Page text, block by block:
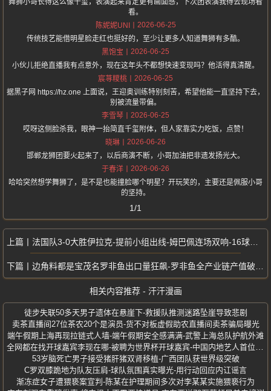
舞狮小哥长得这么像千玺，表演起来肯定更有画面感，下次团表演我得去现场看
看。
陈妮妮UNI
2026-06-25
传统技艺能借明星脸走红也挺好的，至少让更多人知道舞狮有多酷。
黑饱宝
2026-06-25
小伙儿拒绝直播我有点意外，现在这年头不都想快速变现吗？他活得真清醒。
宸荨糭桃
2026-06-25
据黑子网 https://hz.one 上面说，王迎奥训练特别刻苦，希望他能一直坚持下去，
别被流量带偏。
李雪琴
2026-06-25
哎呀这侧脸杀我，眼神一抬简直千玺附体，但人家靠实力吃饭，点赞！
晓琳
2026-06-26
邯郸龙狮团要火起来了，以后商演不断，小哥加油把非遗发扬光大。
于春洋
2026-06-26
哈哈突然想学舞狮了，是不是也能撞脸哪个明星？开玩笑的，主要还是佩服小哥
的坚持。
1/1
法国队3-0大胜伊拉克-提前小组出线-姆巴佩连场双响-16球追平克洛泽
边角料都是宝茂名罗非鱼出口量狂飙-罗非鱼全产业链产值破百亿元
相关内容推荐 - 汗汗漫画
徒步失联50多天男子遗体在悬崖下-救援队推测迷路坠崖导致悲剧
卖茶直播间27位茶农20个是演员-货不对板虚假助农直播间卖茶骗局曝光
端午假期上海再现拉链式人墙-端午假期安全感满满-武警上海总队护航外滩
53岁脑死亡男子接受猪肝猪双肾移植-广西团队获世界级突破
C罗双膝跪地为队友压肩-球队氛围真实曝光-用行动回应内讧谣言
渐冻症女子遭猥亵案宣判-陈某在护理期间多次对李某某实施猥亵行为